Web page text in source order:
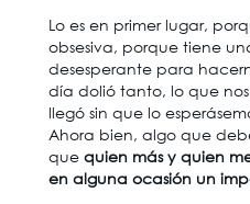
Lo es en primer lugar,
obsesiva, porque tiene
desesperante para
día dolió tanto, lo que
llegó sin que lo
Ahora bien, algo que
quequien más y quien
en alguna ocasión un